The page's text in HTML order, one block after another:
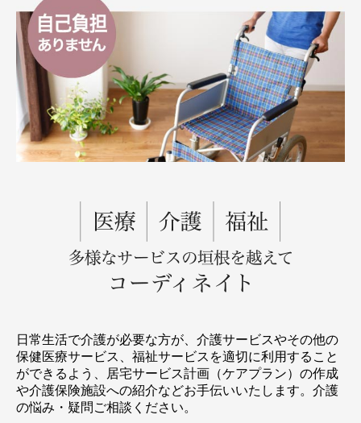
日常生活で介護が必要な方が、介護サービスやその他の
保健医療サービス、福祉サービスを適切に利用すること
ができるよう、居宅サービス計画（ケアプラン）の作成
や介護保険施設への紹介などお手伝いいたします。介護
の悩み・疑問ご相談ください。